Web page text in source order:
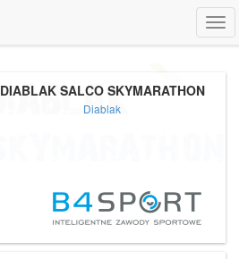
DIABLAK SALCO SKYMARATHON
Diablak